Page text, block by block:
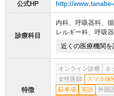
公式HP http://
診療科目
内科、 呼吸器科、
レルギー科、 呼吸
近くの医療機関
特徴
オンライン診療 ネ
女性医師
スマホ保
駐車場
英語 外国